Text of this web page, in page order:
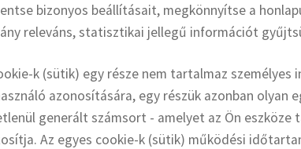
bizonyos beállításait, megkönnyítse a
releváns, statisztikai jellegű információt
k (sütik) egy része nem tartalmaz személyes
azonosítására, egy részük azonban
generált számsort - amelyet az Ön eszköze
Az egyes cookie-k (sütik) működési